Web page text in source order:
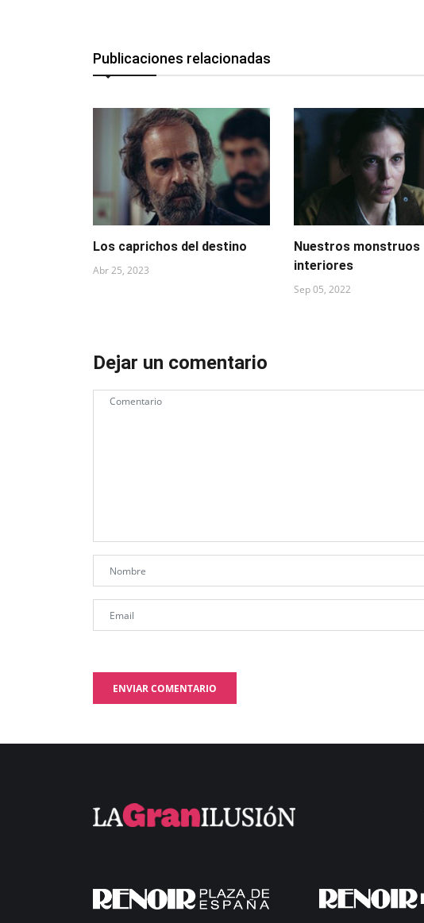
Publicaciones relacionadas
Los caprichos del destino
Abr 25, 2023
Nuestros monstruos
interiores
Sep 05, 2022
Dejar un comentario
ENVIAR COMENTARIO